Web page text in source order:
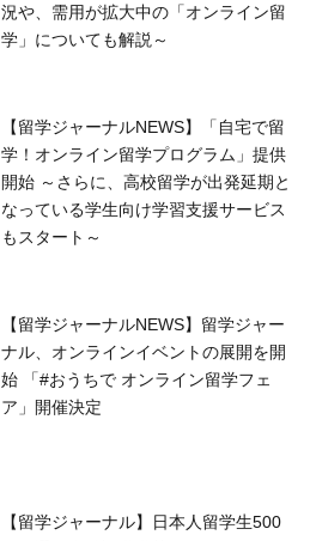
況や、需用が拡大中の「オンライン留
学」についても解説～
【留学ジャーナルNEWS】「自宅で留
学！オンライン留学プログラム」提供
開始 ～さらに、高校留学が出発延期と
なっている学生向け学習支援サービス
もスタート～
【留学ジャーナルNEWS】留学ジャー
ナル、オンラインイベントの展開を開
始 「#おうちで オンライン留学フェ
ア」開催決定
【留学ジャーナル】日本人留学生500